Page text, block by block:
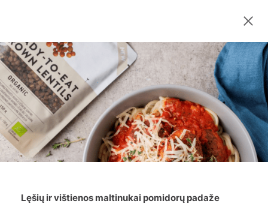
Lęšių ir vištienos maltinukai pomidorų padaže